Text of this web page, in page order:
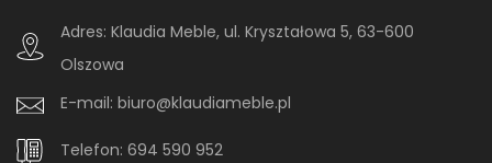
Adres: Klaudia Meble, ul. Kryształowa 5, 63-600
Olszowa
E-mail: biuro@klaudiameble.pl
Telefon: 694 590 952